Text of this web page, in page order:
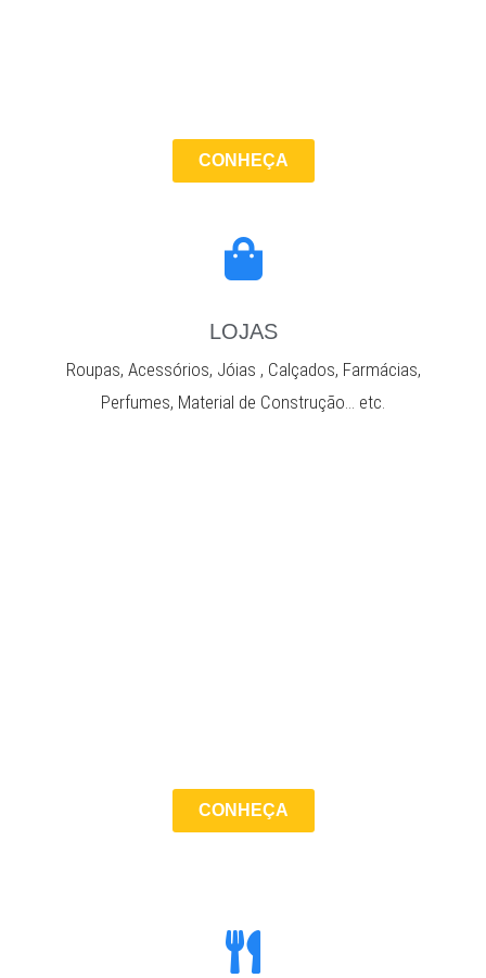
CONHEÇA
LOJAS
Roupas, Acessórios, Jóias , Calçados, Farmácias,
Perfumes, Material de Construção… etc.
CONHEÇA